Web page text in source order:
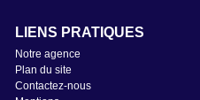
LIENS PRATIQUES
Notre agence
Plan du site
Contactez-nous